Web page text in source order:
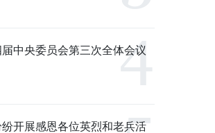
中央委员会第三次全体会议
开展感恩各位英烈和老兵活